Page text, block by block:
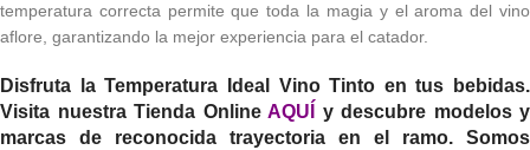
temperatura correcta permite que toda la magia y el aroma del vino
aflore, garantizando la mejor experiencia para el catador.
Disfruta laTemperatura Ideal Vino Tinto en tus bebidas.
Visita nuestra Tienda Online AQUÍ
y descubre modelos y
marcas de reconocida trayectoria en el ramo. Somos